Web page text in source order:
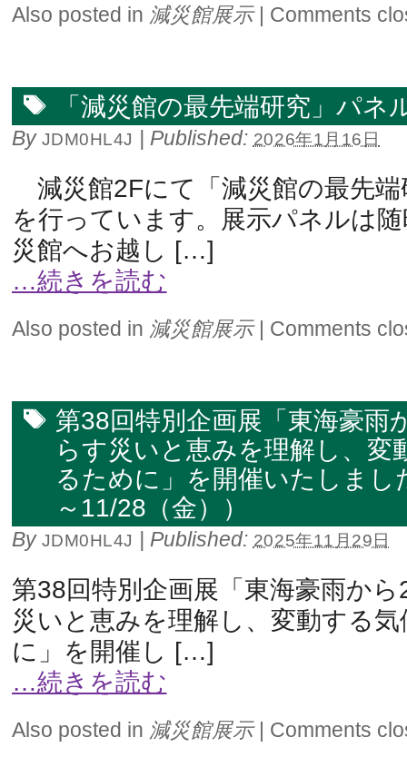
Also posted in 減災館展示 | Comments
「減災館の最先端研究」パネ
By JDM0HL4J | Published: 2026年1月16日
減災館2Fにて「減災館の最先
を行っています。展示パネルは
災館へお越し […]
…続きを読む
Also posted in 減災館展示 | Comments
第38回特別企画展「東海豪雨
らす災いと恵みを理解し、変
るために」を開催いたしまし
～11/28（金））
By JDM0HL4J | Published: 2025年11月29日
第38回特別企画展「東海豪雨か
災いと恵みを理解し、変動する
に」を開催し […]
…続きを読む
Also posted in 減災館展示 | Comments